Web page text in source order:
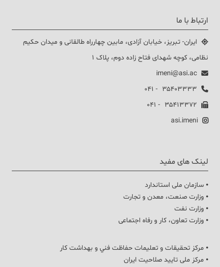
ارتباط با ما
ایران- تبریز، خیابان آزادی، مابین چهارراه طالقانی و میدان حکیم
نظامی، کوچه شهدای فتاح زاده دوم، پلاک ۱
imeni@asi.ac
۳۵۴۰۳۳۳۳ - ۰۴۱
۳۵۴۱۳۳۷۲ - ۰۴۱
asi.imeni
لینک های مفید
⦁ سازمان ملی استاندارد
⦁ وزارت صنعت، معدن و تجارت
⦁ وزارت نفت
⦁ وزارت تعاون، کار و رفاه اجتماعی
⦁ مركز تحقيقات و تعليمات حفاظت فني و بهداشت كار
⦁ مرکز ملی تایید صلاحیت ایران